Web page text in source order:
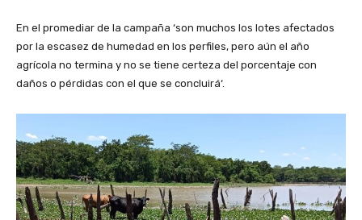
En el promediar de la campaña ‘son muchos los lotes afectados
por la escasez de humedad en los perfiles, pero aún el año
agrícola no termina y no se tiene certeza del porcentaje con
daños o pérdidas con el que se concluirá‘.